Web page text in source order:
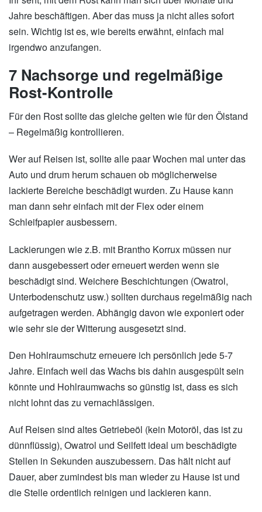
Jahre beschäftigen. Aber das muss ja nicht alles sofort
sein. Wichtig ist es, wie bereits erwähnt, einfach mal
irgendwo anzufangen.
7 Nachsorge und regelmäßige
Rost-Kontrolle
Für den Rost sollte das gleiche gelten wie für den Ölstand
– Regelmäßig kontrollieren.
Wer auf Reisen ist, sollte alle paar Wochen mal unter das
Auto und drum herum schauen ob möglicherweise
lackierte Bereiche beschädigt wurden. Zu Hause kann
man dann sehr einfach mit der Flex oder einem
Schleifpapier ausbessern.
Lackierungen wie z.B. mit Brantho Korrux müssen nur
dann ausgebessert oder erneuert werden wenn sie
beschädigt sind. Weichere Beschichtungen (Owatrol,
Unterbodenschutz usw.) sollten durchaus regelmäßig nach
aufgetragen werden. Abhängig davon wie exponiert oder
wie sehr sie der Witterung ausgesetzt sind.
Den Hohlraumschutz erneuere ich persönlich jede 5-7
Jahre. Einfach weil das Wachs bis dahin ausgespült sein
könnte und Hohlraumwachs so günstig ist, dass es sich
nicht lohnt das zu vernachlässigen.
Auf Reisen sind altes Getriebeöl (kein Motoröl, das ist zu
dünnflüssig), Owatrol und Seilfett ideal um beschädigte
Stellen in Sekunden auszubessern. Das hält nicht auf
Dauer, aber zumindest bis man wieder zu Hause ist und
die Stelle ordentlich reinigen und lackieren kann.